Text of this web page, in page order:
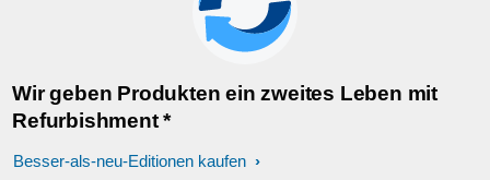
Wir geben Produkten ein zweites Leben mit
Refurbishment *
Besser-als-neu-Editionen kaufen